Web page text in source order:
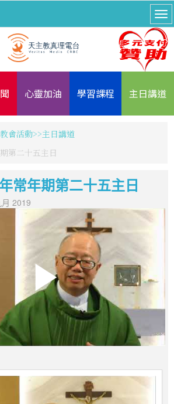
心靈加油 學習課程 主日講道
教會活動
主日講道
第二十五主日
常年期第二十五主日
2019